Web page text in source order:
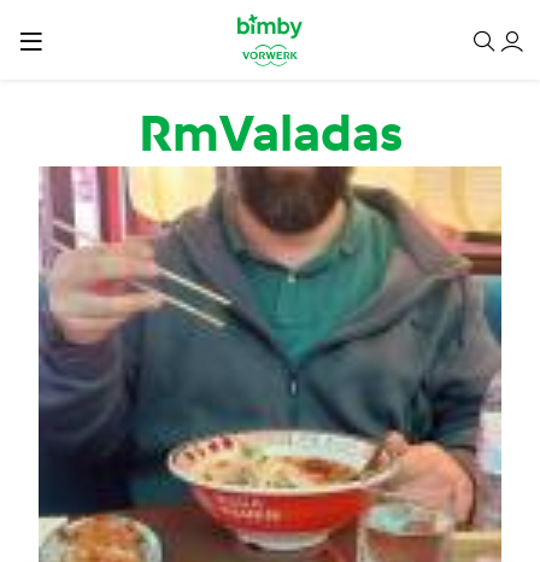
Passar para o conteúdo principal
RmValadas